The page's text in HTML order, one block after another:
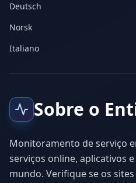
Deutsch
Norsk
Italiano
Sobre o
Monitoramento de serviço
serviços online, aplicativos
mundo. Verifique se os